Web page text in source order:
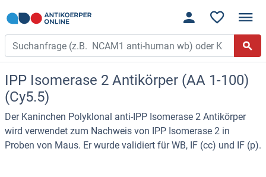
IPP Isomerase 2 Antikörper (AA 1-100)
(Cy5.5)
Der Kaninchen Polyklonal anti-IPP Isomerase 2 Antikörper
wird verwendet zum Nachweis von IPP Isomerase 2 in
Proben von Maus. Er wurde validiert für WB, IF (cc) und IF (p).